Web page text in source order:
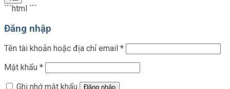
```html ```
Đăng nhập
Tên tài khoản hoặc địa chỉ email *Bắt
Mật khẩu *Bắt
Ghi nhớ mật khẩu
Đăng nhập